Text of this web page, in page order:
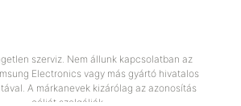
szerviz. Nem állunk kapcsolatban az
Electronics vagy más gyártó hivatalos
A márkanevek kizárólag az azonosítás
célját szolgálják.